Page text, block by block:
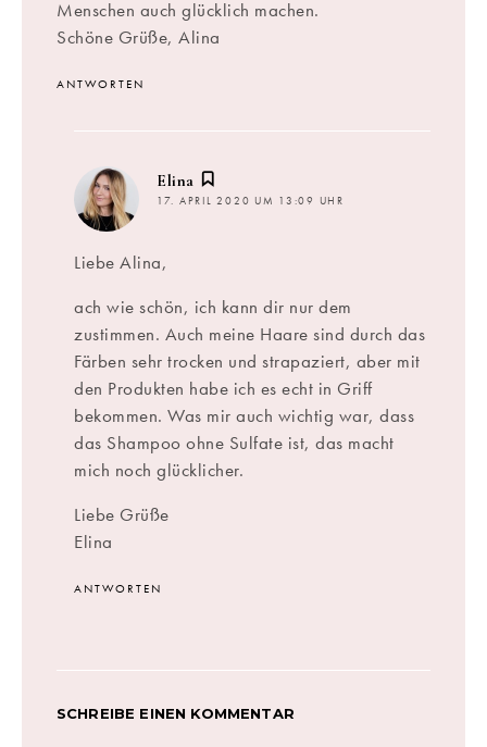
Menschen auch glücklich machen.
Schöne Grüße, Alina
ANTWORTEN
Elina
17. APRIL 2020 UM 13:09 UHR
Liebe Alina,
ach wie schön, ich kann dir nur dem
zustimmen. Auch meine Haare sind durch das
Färben sehr trocken und strapaziert, aber mit
den Produkten habe ich es echt in Griff
bekommen. Was mir auch wichtig war, dass
das Shampoo ohne Sulfate ist, das macht
mich noch glücklicher.
Liebe Grüße
Elina
ANTWORTEN
SCHREIBE EINEN KOMMENTAR